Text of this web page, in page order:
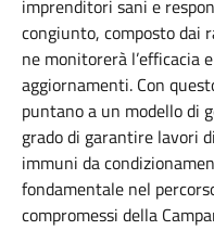
imprenditori sani e
congiunto, composto dai
ne monitorerà l’efficacia
aggiornamenti. Con
puntano a un modello di
grado di garantire lavori
immuni da
fondamentale nel
compromessi della